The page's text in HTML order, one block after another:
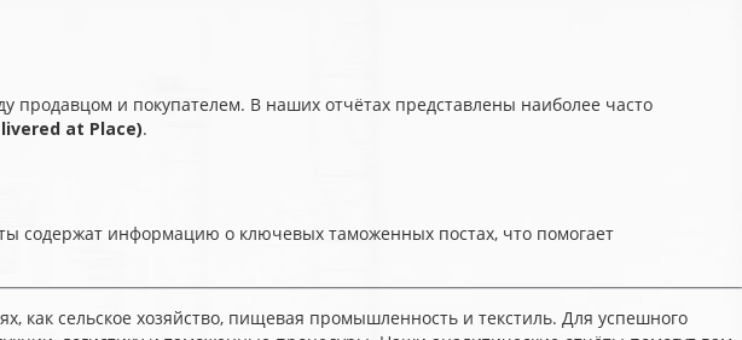
продавцом и покупателем. В наших отчётах представлены наиболее часто
at Place).
содержат информацию о ключевых таможенных постах, что помогает
как сельское хозяйство, пищевая промышленность и текстиль. Для успешного